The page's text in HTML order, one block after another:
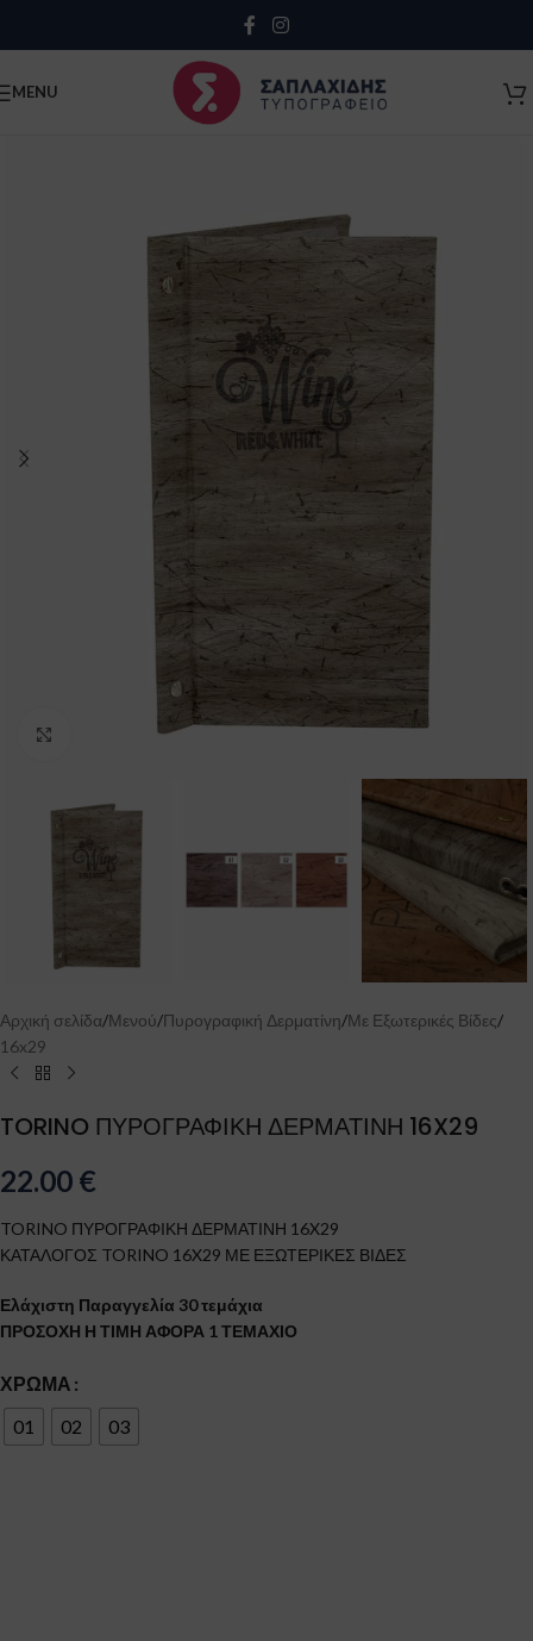
Κλείσιμο
MENU
Click to enlarge
Αρχική σελίδα/Μενού/Πυρογραφική Δερματίνη/Με Εξωτερικές Βίδες/
16x29
TORINO ΠΥΡΟΓΡΑΦΙΚΗ ΔΕΡΜΑΤΙΝΗ 16X29
22.00 €
TORINO ΠΥΡΟΓΡΑΦΙΚΗ ΔΕΡΜΑΤΙΝΗ 16X29
ΚΑΤΑΛΟΓΟΣ TORINO 16X29 ΜΕ ΕΞΩΤΕΡΙΚΕΣ ΒΙΔΕΣ
Ελάχιστη Παραγγελία 30 τεμάχια
ΠΡΟΣΟΧΗ Η ΤΙΜΗ ΑΦΟΡΑ 1 ΤΕΜΑΧΙΟ
ΧΡΏΜΑ
01
02 03